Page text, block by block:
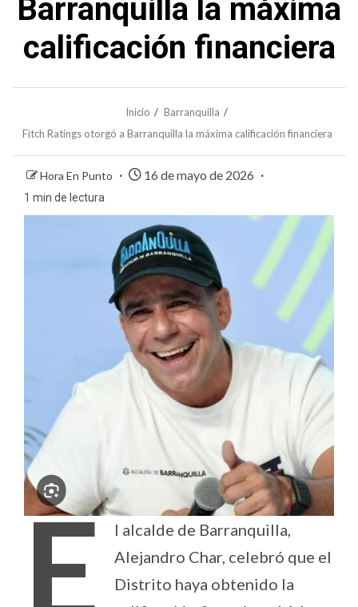
Barranquilla la máxima
calificación financiera
Inicio
Barranquilla
Fitch Ratings otorgó a Barranquilla la máxima calificación financiera
Hora En Punto 16 de mayo de 2026
1 min de lectura
E
l alcalde de Barranquilla,
Alejandro Char, celebró que el
Distrito haya obtenido la